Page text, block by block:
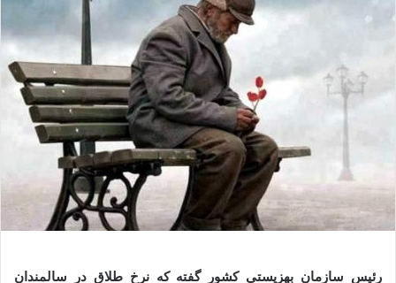
رئیس سازمان بهزیستی کشور گفته که نرخ طلاق در سالمندان